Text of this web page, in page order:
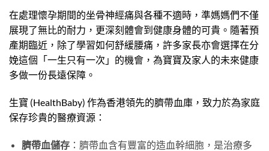
在處理懷孕期間的坐骨神經痛與各種不適時，準媽媽們不僅
展現了無比的耐力，更深刻體會到健康身體的可貴。隨著預
產期臨近，除了學習如何舒緩腰痛，許多家長亦會選擇在分
娩這個「一生只有一次」的機會，為寶寶及家人的未來健康
多做一份長遠保障。
生寶 (HealthBaby) 作為香港領先的臍帶血庫，致力於為家庭
保存珍貴的醫療資源：
臍帶血儲存：臍帶血含有豐富的造血幹細胞，是治療多